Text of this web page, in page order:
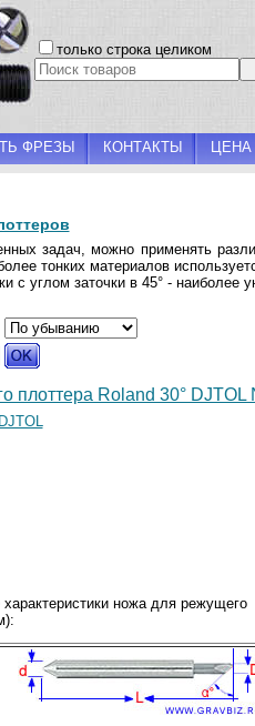
только строка целиком
ФРЕЗЫ КОНТАКТЫ ЦЕНА
задач, можно применять
тонких материалов
с углом заточки в 45° - наиболее
плоттера Roland 30° DJTOL
DJTOL
характеристики ножа для режущего